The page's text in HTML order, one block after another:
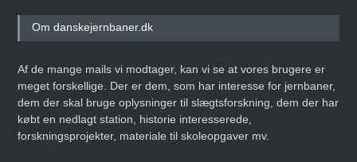
Om danskejernbaner.dk
Af de mange mails vi modtager, kan vi se at vores brugere er
meget forskellige. Der er dem, som har interesse for jernbaner,
dem der skal bruge oplysninger til slægtsforskning, dem der har
købt en nedlagt station, historie interesserede,
forskningsprojekter, materiale til skoleopgaver mv.